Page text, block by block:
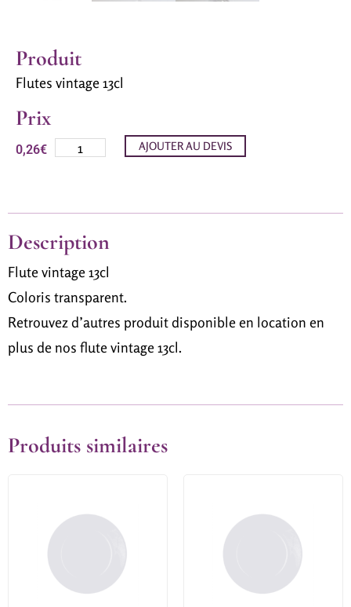
Produit
Flutes vintage 13cl
Prix
0,26€ AJOUTER AU DEVIS
Description
Flute vintage 13cl
Coloris transparent.
Retrouvez d’autres produit disponible en location en
plus de nos flute vintage 13cl.
Produits similaires